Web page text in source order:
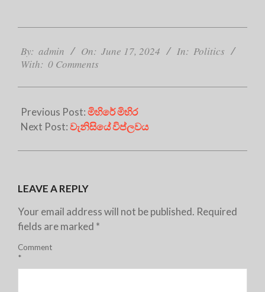
06-
17
By: admin On: June 17, 2024 In: Politics
With: 0 Comments
Previous Post:මිහිරේ මිහිර
Next Post:වැනිසියේ විප්ලවය
LEAVE A REPLY
Your email address will not be published. Required
fields are marked *
Comment
*